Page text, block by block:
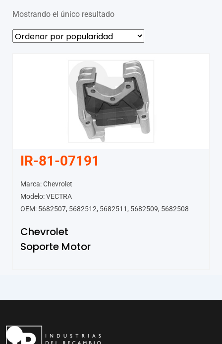
Mostrando el único resultado
IR-81-07191
Marca: Chevrolet
Modelo: VECTRA
OEM: 5682507, 5682512, 5682511, 5682509, 5682508
Chevrolet
Soporte Motor